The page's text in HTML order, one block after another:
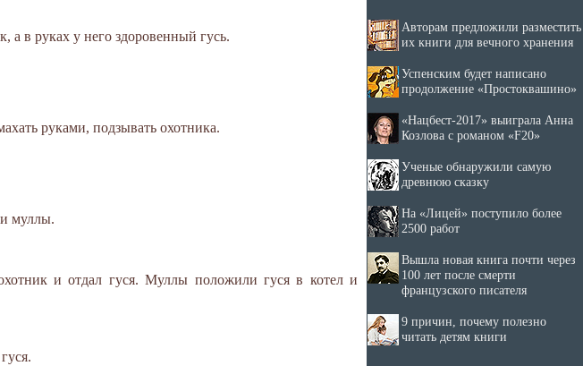
а в руках у него здоровенный гусь.
руками, подзывать охотника.
муллы.
и отдал гуся. Муллы положили гуся в котел и
Авторам предложили разместить
их книги для вечного хранения
Успенским будет написано
продолжение «Простоквашино»
«Нацбест-2017» выиграла Анна
Козлова с романом «F20»
Ученые обнаружили самую
древнюю сказку
На «Лицей» поступило более
2500 работ
Вышла новая книга почти через
100 лет после смерти
французского писателя
9 причин, почему полезно
читать детям книги